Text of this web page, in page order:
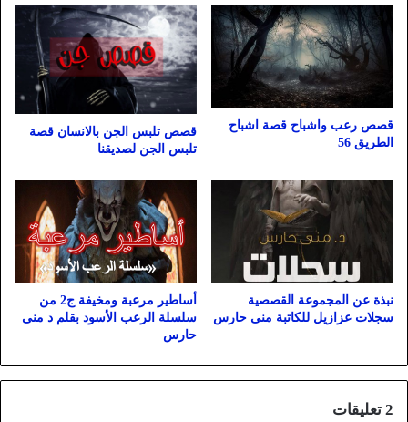
قصص رعب واشباح قصة اشباح
الطريق 56
قصص تلبس الجن بالانسان قصة
تلبس الجن لصديقنا
نبذة عن المجموعة القصصية
سجلات عزازيل للكاتبة منى حارس
أساطير مرعبة ومخيفة ج2 من
سلسلة الرعب الأسود بقلم د منى
حارس
‫2 تعليقات